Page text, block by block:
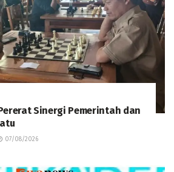
Sinergi Pemerintah dan
07/08/2026